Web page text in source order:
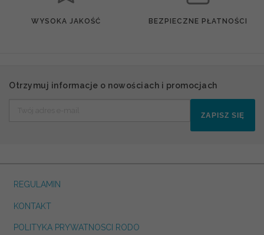
WYSOKA JAKOŚĆ BEZPIECZNE PŁATNOŚCI
Otrzymuj informacje o nowościach i promocjach
ZAPISZ SIĘ
REGULAMIN
KONTAKT
POLITYKA PRYWATNOSCI RODO